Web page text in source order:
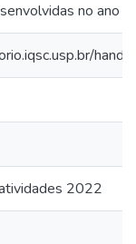
no ano
2022